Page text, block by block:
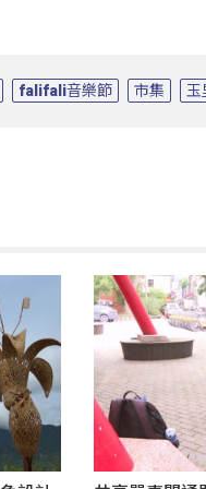
falifali音樂節 市集 玉